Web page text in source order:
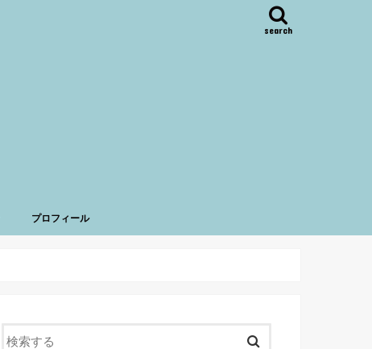
search
プロフィール